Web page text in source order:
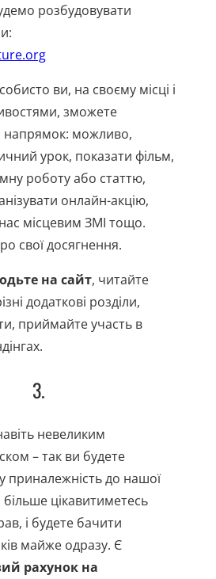
розбудовувати
ви, на своєму місці і
зможете
напрямок: можливо,
урок, показати фільм,
роботу або статтю,
онлайн-акцію,
місцевим ЗМІ тощо.
свої досягнення.
на сайт, читайте
додаткові розділи,
приймайте участь в
3.
невеликим
– так ви будете
приналежність до нашої
більше цікавитиметесь
і будете бачити
майже одразу. Є
рахунок на